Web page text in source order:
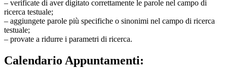
– verificate di aver digitato correttamente le parole nel campo di
ricerca testuale;
– aggiungete parole più specifiche o sinonimi nel campo di ricerca
testuale;
– provate a ridurre i parametri di ricerca.
Calendario Appuntamenti: